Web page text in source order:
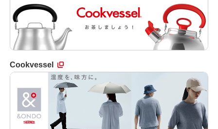
Cookvessel